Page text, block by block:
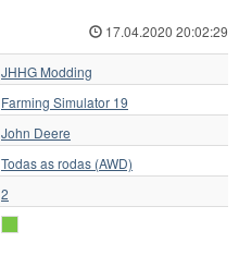
17.04.2020 20:02:29
JHHG Modding
Farming Simulator 19
John Deere
Todas as rodas (AWD)
2